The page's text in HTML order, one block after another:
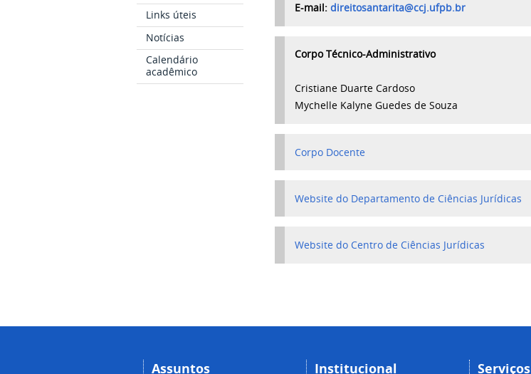
Links úteis
Notícias
Calendário
acadêmico
E-mail: direitosantarita@ccj.ufpb.br
Corpo Técnico-Administrativo
Cristiane Duarte Cardoso
Mychelle Kalyne Guedes de Souza
Corpo Docente
Website do Departamento de Ciências Jurídicas
Website do Centro de Ciências Jurídicas
Assuntos Institucional Serviços